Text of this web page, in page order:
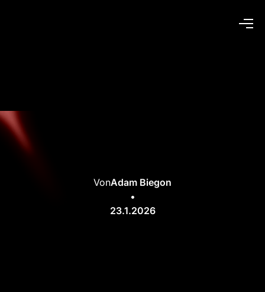
VonAdam Biegon
•
23.1.2026